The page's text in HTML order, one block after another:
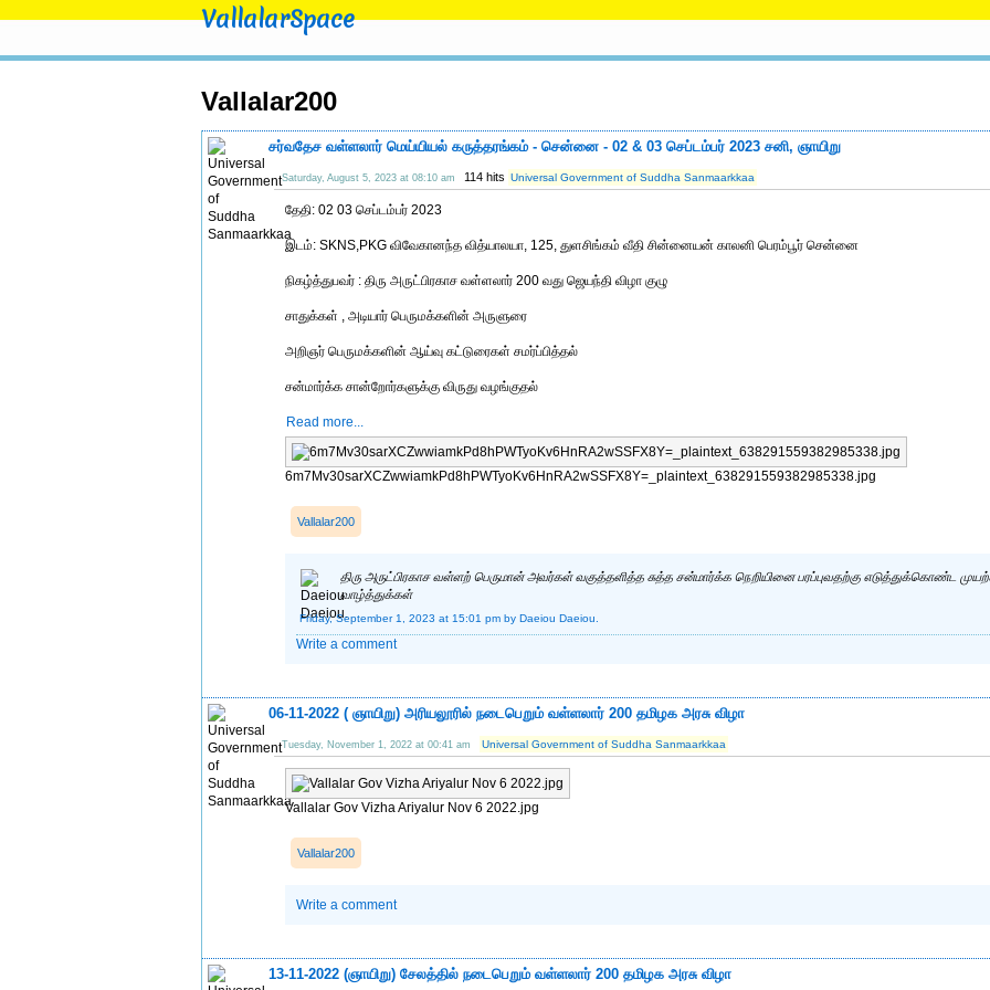
VallalarSpace
Vallalar200
சர்வதேச வள்ளலார் மெய்யியல் கருத்தரங்கம் - சென்னை - 02 & 03 செப்டம்பர் 2023 சனி, ஞாயிறு
Saturday, August 5, 2023 at 08:10 am 114 hits Universal Government of Suddha Sanmaarkkaa
தேதி: 02 03 செப்டம்பர் 2023
இடம்: SKNS,PKG விவேகானந்த வித்யாலயா, 125, துளசிங்கம் வீதி சின்னையன் காலனி பெரம்பூர் சென்னை
நிகழ்த்துபவர் : திரு அருட்பிரகாச வள்ளலார் 200 வது ஜெயந்தி விழா குழு
சாதுக்கள் , அடியார் பெருமக்களின் அருளுரை
அறிஞர் பெருமக்களின் ஆய்வு கட்டுரைகள் சமர்ப்பித்தல்
சன்மார்க்க சான்றோர்களுக்கு விருது வழங்குதல்
Read more...
6m7Mv30sarXCZwwiamkPd8hPWTyoKv6HnRA2wSSFX8Y=_plaintext_638291559382985338.jpg
Vallalar200
திரு அருட்பிரகாச வள்ளற் பெருமான் அவர்கள் வகுத்தளித்த சுத்த சன்மார்க்க நெறியினை பரப்புவதற்கு எடுத்துக்கொண்ட
வாழ்த்துக்கள்
Friday, September 1, 2023 at 15:01 pm by Daeiou Daeiou.
Write a comment
06-11-2022 ( ஞாயிறு) அரியலூரில் நடைபெறும் வள்ளலார் 200 தமிழக அரசு விழா
Tuesday, November 1, 2022 at 00:41 am Universal Government of Suddha Sanmaarkkaa
Vallalar Gov Vizha Ariyalur Nov 6 2022.jpg
Vallalar200
Write a comment
13-11-2022 (ஞாயிறு) சேலத்தில் நடைபெறும் வள்ளலார் 200 தமிழக அரசு விழா